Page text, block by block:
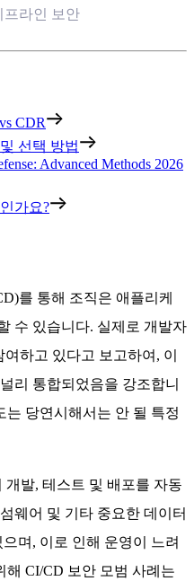
프라인 보안
CDR
선택 방법
Advanced Methods 2026
가요?
를 통해 조직은 애플리케
수 있습니다. 실제로 개발자
하고 있다고 보고하여, 이
리 통합되었음을 강조합니
는 당연시해서는 안 될 특정
발, 테스트 및 배포를 자동
웨어 및 기타 중요한 데이터
며, 이로 인해 운영이 느려
해 CI/CD 보안 모범 사례는